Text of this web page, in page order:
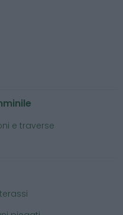
e traverse